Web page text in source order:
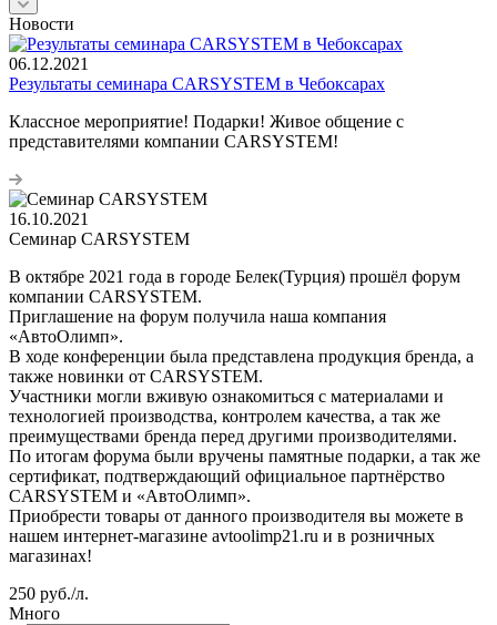
Новости
06.12.2021
Результаты семинара CARSYSTEM в Чебоксарах
Классное мероприятие! Подарки! Живое общение с
представителями компании CARSYSTEM!
16.10.2021
Семинар CARSYSTEM
В октябре 2021 года в городе Белек(Турция) прошёл форум
компании CARSYSTEM.
Приглашение на форум получила наша компания
«АвтоОлимп».
В ходе конференции была представлена продукция бренда, а
также новинки от CARSYSTEM.
Участники могли вживую ознакомиться с материалами и
технологией производства, контролем качества, а так же
преимуществами бренда перед другими производителями.
По итогам форума были вручены памятные подарки, а так же
сертификат, подтверждающий официальное партнёрство
CARSYSTEM и «АвтоОлимп».
Приобрести товары от данного производителя вы можете в
нашем интернет-магазине avtoolimp21.ru и в розничных
магазинах!
250 руб./л.
Много